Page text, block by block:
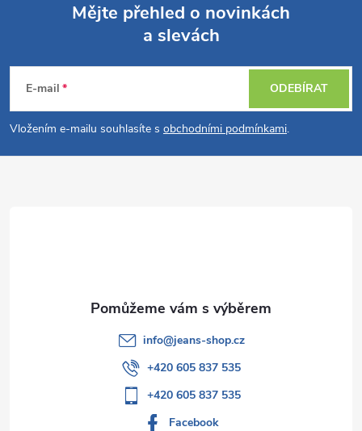
p
a
Mějte přehled o novinkách
a slevách
E-mail
Vložením e-mailu souhlasíte s obchodními podmínkami.
ODEBÍRAT
info@jeans-shop.cz
+420 605 837 535
+420 605 837 535
Facebook